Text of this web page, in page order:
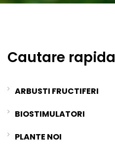
Cautare rapida
ARBUSTI FRUCTIFERI
BIOSTIMULATORI
PLANTE NOI